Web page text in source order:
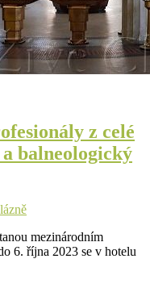
z celé
balneologický
lázně
mezinárodním
6. října 2023 se v hotelu